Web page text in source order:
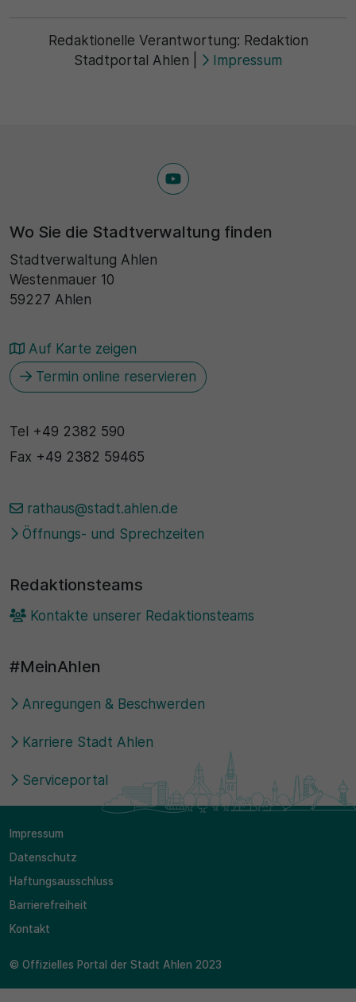
Redaktionelle Verantwortung: Redaktion
Stadtportal Ahlen
Impressum
Wo Sie die Stadtverwaltung finden
Stadtverwaltung Ahlen
Westenmauer 10
59227 Ahlen
Auf Karte zeigen
Termin online reservieren
Tel +49 2382 590
Fax +49 2382 59465
rathaus@stadt.ahlen.de
Öffnungs- und Sprechzeiten
Redaktionsteams
Kontakte unserer Redaktionsteams
#MeinAhlen
Anregungen & Beschwerden
Karriere Stadt Ahlen
Serviceportal
Impressum
Datenschutz
Haftungsausschluss
Barrierefreiheit
Kontakt
© Offizielles Portal der Stadt Ahlen 2023